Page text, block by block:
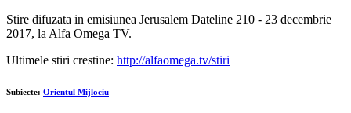
Stire difuzata in emisiunea Jerusalem Dateline 210 - 23 decembrie
2017, la Alfa Omega TV.
Ultimele stiri crestine: http://alfaomega.tv/stiri
Subiecte: Orientul Mijlociu